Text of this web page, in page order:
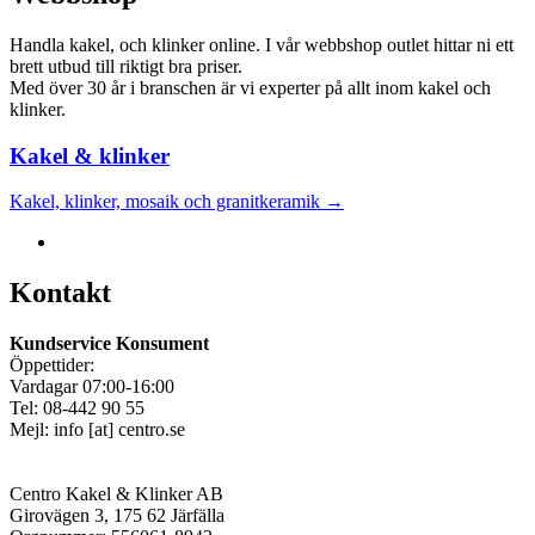
Handla kakel, och klinker online. I vår webbshop outlet hittar ni ett
brett utbud till riktigt bra priser.
Med över 30 år i branschen är vi experter på allt inom kakel och
klinker.
Kakel & klinker
Kakel, klinker, mosaik och granitkeramik →
Kontakt
Kundservice Konsument
Öppettider:
Vardagar 07:00-16:00
Tel: 08-442 90 55
Mejl: info [at] centro.se
Centro Kakel & Klinker AB
Girovägen 3, 175 62 Järfälla